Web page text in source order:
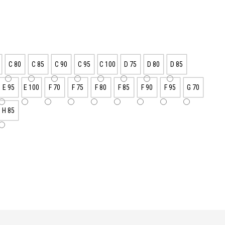
C 80 C 85 C 90 C 95 C 100 D 75 D 80 D 85
E 95 E 100 F 70 F 75 F 80 F 85 F 90 F 95 G 70
H 85